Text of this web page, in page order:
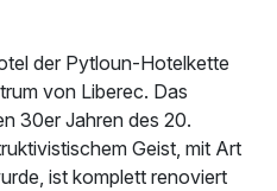
der Pytloun-Hotelkette
von Liberec. Das
30er Jahren des 20.
Geist, mit Art
ist komplett renoviert